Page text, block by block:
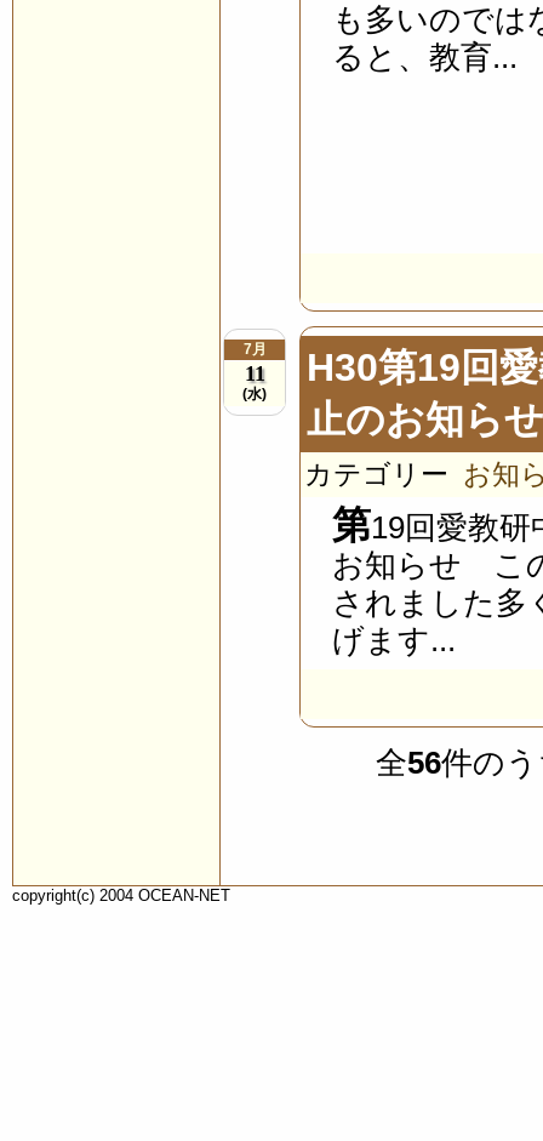
も多いのでは
ると、教育...
7月
11
(水)
H30第19回
止のお知らせ
カテゴリー お知
第19回愛教
お知らせ こ
されました多
げます...
全56件の
copyright(c) 2004 OCEAN-NET